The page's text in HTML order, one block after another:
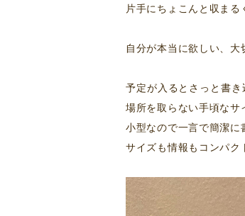
片手にちょこんと収まる
自分が本当に欲しい、大
予定が入るとさっと書
場所を取らない手頃なサ
小型なので一言で簡潔に
サイズも情報もコンパク